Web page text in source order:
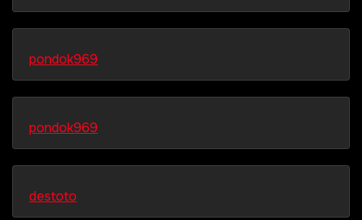
pondok969
pondok969
destoto